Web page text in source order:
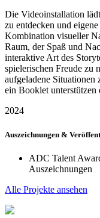
Die Videoinstallation
zu entdecken und
Kombination visueller
Raum, der Spaß und
interaktive Art des
spielerischen Freude zu
aufgeladene Situationen
ein Booklet unterstützen
2024
Auszeichnungen &
ADC Talent
Auszeichnungen
Alle Projekte ansehen